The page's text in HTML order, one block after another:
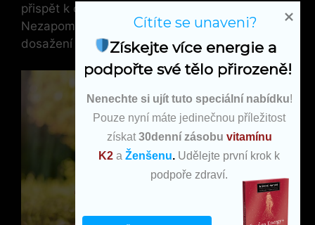
přispět k dalšímu zlepšení zdraví.
Nezapomínejte, že pravidelná praxe je klíčem k
dosažení pozitivních výsledků.Získejte více energie a
podpořte své tělo přirozeně!
Nenechte si ujít tuto speciální nabídku!
Pouze nyní máte jedinečnou příležitost
získat 30denní zásobu vitamínu
K2 aŽenšenu. Udělejte první krok k
podpoře zdraví.
Cítíte se unaveni?